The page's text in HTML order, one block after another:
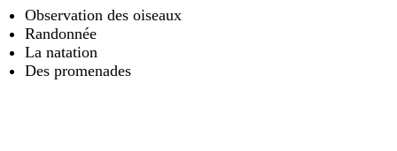
Observation des oiseaux
Randonnée
La natation
Des promenades